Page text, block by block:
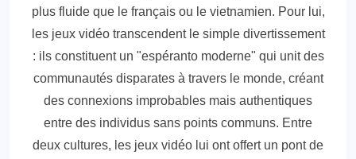
plus fluide que le français ou le vietnamien. Pour lui,
les jeux vidéo transcendent le simple divertissement
: ils constituent un "espéranto moderne" qui unit des
communautés disparates à travers le monde, créant
des connexions improbables mais authentiques
entre des individus sans points communs. Entre
deux cultures, les jeux vidéo lui ont offert un pont de